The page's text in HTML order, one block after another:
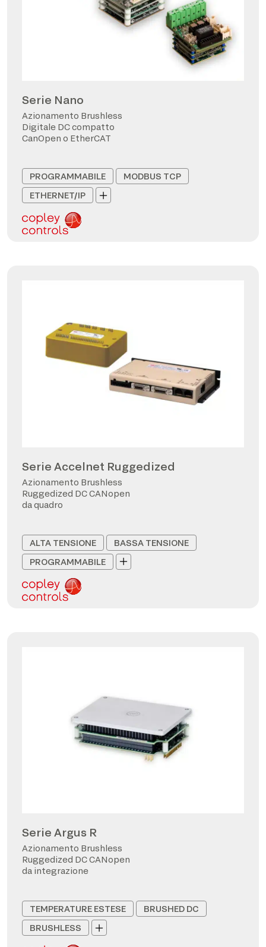
Serie Nano
Azionamento Brushless
Digitale DC compatto
CanOpen o EtherCAT
PROGRAMMABILE
MODBUS TCP
ETHERNET/IP
Serie Accelnet Ruggedized
Azionamento Brushless
Ruggedized DC CANopen
da quadro
ALTA TENSIONE
BASSA TENSIONE
PROGRAMMABILE
Serie Argus R
Azionamento Brushless
Ruggedized DC CANopen
da integrazione
TEMPERATURE ESTESE
BRUSHED DC
BRUSHLESS